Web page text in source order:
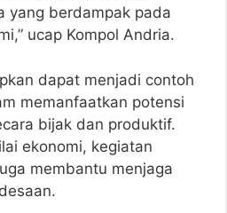
yang berdampak pada
ucap Kompol Andria.
dapat menjadi contoh
memanfaatkan potensi
bijak dan produktif.
ekonomi, kegiatan
membantu menjaga